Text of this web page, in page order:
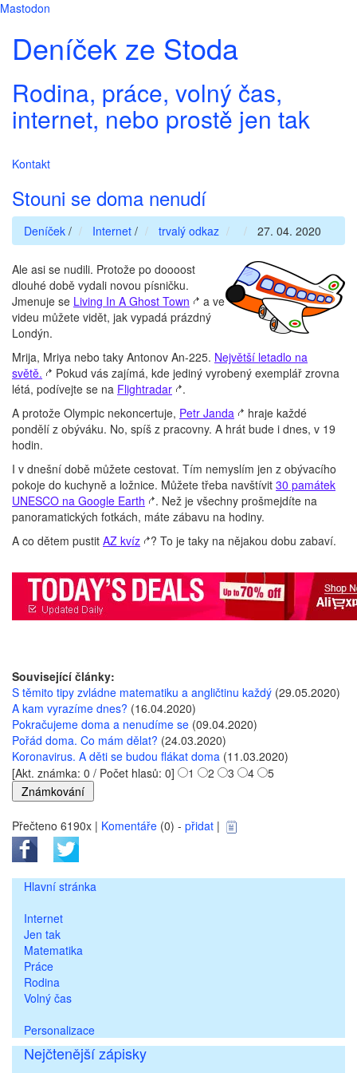
Mastodon
Deníček ze Stoda
Rodina, práce, volný čas,
internet, nebo prostě jen tak
Kontakt
Stouni se doma nenudí
Deníček / Internet / trvalý odkaz 27. 04. 2020
Ale asi se nudili. Protože po doooost
dlouhé době vydali novou písničku.
Jmenuje se Living In A Ghost Town
a ve
videu můžete vidět, jak vypadá prázdný
Londýn.
Mrija, Mriya nebo taky Antonov An-225. Největší letadlo na
světě.
Pokud vás zajímá, kde jediný vyrobený exemplář zrovna
létá, podívejte se na Flightradar
.
A protože Olympic nekoncertuje, Petr Janda
hraje každé
pondělí z obýváku. No, spíš z pracovny. A hrát bude i dnes, v 19
hodin.
I v dnešní době můžete cestovat. Tím nemyslím jen z obývacího
pokoje do kuchyně a ložnice. Můžete třeba navštívit 30 památek
UNESCO na Google Earth
. Než je všechny prošmejdíte na
panoramatických fotkách, máte zábavu na hodiny.
A co dětem pustit AZ kvíz ? To je taky na nějakou dobu zabaví.
Související články:
S těmito tipy zvládne matematiku a angličtinu každý (29.05.2020)
A kam vyrazíme dnes? (16.04.2020)
Pokračujeme doma a nenudíme se (09.04.2020)
Pořád doma. Co mám dělat? (24.03.2020)
Koronavirus. A děti se budou flákat doma (11.03.2020)
[Akt. známka: 0 / Počet hlasů: 0]
1 2 3 4 5
Přečteno 6190x | Komentáře (0) - přidat |
Hlavní stránka
Internet
Jen tak
Matematika
Práce
Rodina
Volný čas
Personalizace
Nejčtenější zápisky